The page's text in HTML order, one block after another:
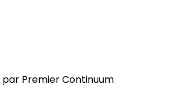
Premier Continuum